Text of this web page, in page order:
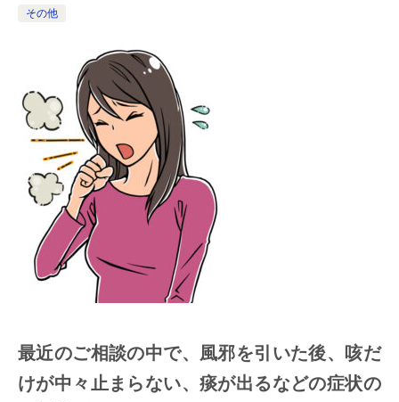
その他
最近のご相談の中で、風邪を引いた後、咳だ
けが中々止まらない、痰が出るなどの症状の